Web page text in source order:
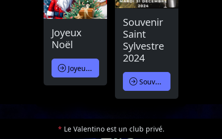
Joyeux
Noël
Joyeux Noël
Souvenir
Saint
Sylvestre
2024
Souvenir Saint Sylvestre 2024
* Le Valentino est un club privé.